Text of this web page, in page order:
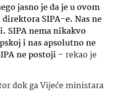
jasno je da je u ovom
SIPA-e. Nas ne
SIPA nema nikakvo
i nas apsolutno ne
ne postoji– rekao je
dok ga Vijeće ministara